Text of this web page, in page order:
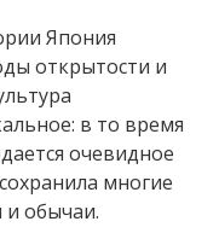
Япония
открытости и
в то время
очевидное
многие
обычаи.